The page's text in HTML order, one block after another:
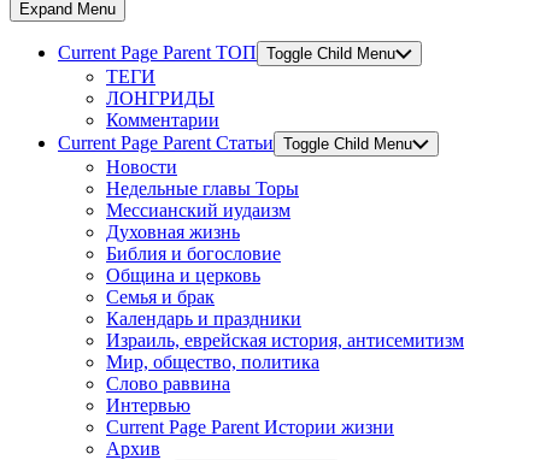
Expand Menu
Current Page Parent ТОП Toggle Child Menu
ТЕГИ
ЛОНГРИДЫ
Комментарии
Current Page Parent Статьи Toggle Child Menu
Новости
Недельные главы Торы
Мессианский иудаизм
Духовная жизнь
Библия и богословие
Община и церковь
Семья и брак
Календарь и праздники
Израиль, еврейская история, антисемитизм
Мир, общество, политика
Слово раввина
Интервью
Current Page Parent Истории жизни
Архив